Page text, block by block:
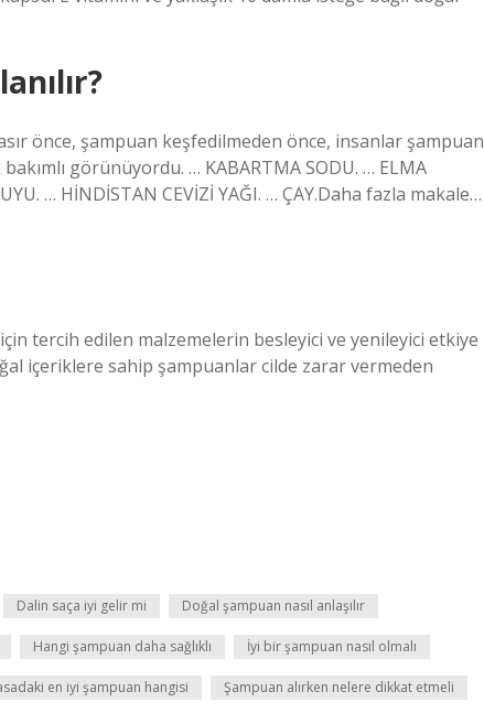
önce, şampuan keşfedilmeden önce, insanlar şampuan
görünüyordu. … KABARTMA SODU. … ELMA
… HİNDİSTAN CEVİZİ YAĞI. … ÇAY.Daha fazla makale…
tercih edilen malzemelerin besleyici ve yenileyici etkiye
içeriklere sahip şampuanlar cilde zarar vermeden
Dalin saça iyi gelir mi Doğal şampuan nasıl anlaşılır
Hangi şampuan daha sağlıklı İyi bir şampuan nasıl olmalı
en iyi şampuan hangisi Şampuan alırken nelere dikkat etmeli